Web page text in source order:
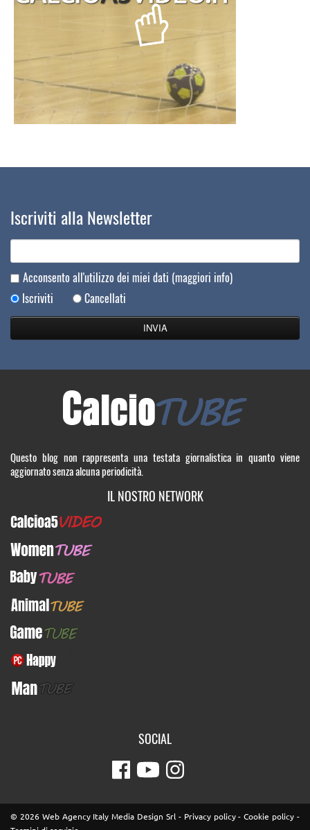
Iscriviti alla Newsletter
Acconsento all'utilizzo dei miei dati (maggiori info)
Iscriviti
Cancellati
Questo blog non rappresenta una testata giornalistica in quanto viene
aggiornato senza alcuna periodicità.
IL NOSTRO NETWORK
SOCIAL
© 2026 Web Agency Italy Media Design Srl - Privacy policy-Cookie policy -